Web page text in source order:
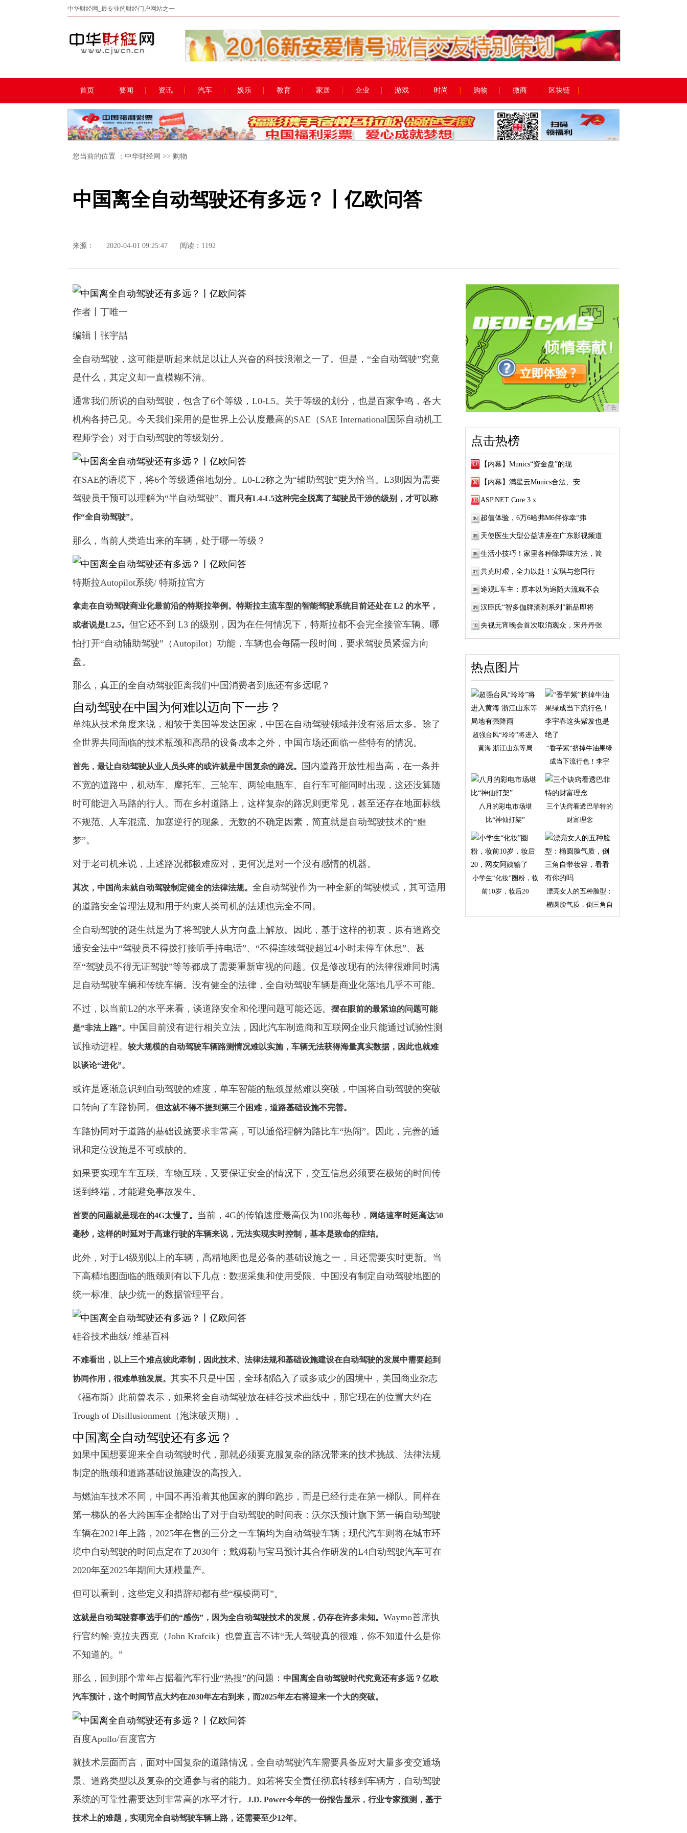
中华财经网_最专业的财经门户网站之一
首页 要闻 资讯 汽车 娱乐 教育 家居 企业 游戏 时尚 购物 微商 区块链
广告
您当前的位置 ： 中华财经网 >> 购物
中国离全自动驾驶还有多远？丨亿欧问答
来源： 2020-04-01 09:25:47 阅读：1192
作者丨丁唯一
编辑丨张宇喆
全自动驾驶，这可能是听起来就足以让人兴奋的科技浪潮之一了。但是，“全自动驾驶”究竟
是什么，其定义却一直模糊不清。
通常我们所说的自动驾驶，包含了6个等级，L0-L5。关于等级的划分，也是百家争鸣，各大
机构各持己见。今天我们采用的是世界上公认度最高的SAE（SAE International国际自动机工
程师学会）对于自动驾驶的等级划分。
在SAE的语境下，将6个等级通俗地划分。L0-L2称之为“辅助驾驶”更为恰当。L3则因为需要
驾驶员干预可以理解为“半自动驾驶”。 而只有L4-L5这种完全脱离了驾驶员干涉的级别，才可以称
作“全自动驾驶”。
那么，当前人类造出来的车辆，处于哪一等级？
特斯拉Autopilot系统/ 特斯拉官方
拿走在自动驾驶商业化最前沿的特斯拉举例。特斯拉主流车型的智能驾驶系统目前还处在 L2 的水平，
或者说是L2.5。 但它还不到 L3 的级别，因为在任何情况下，特斯拉都不会完全接管车辆。哪
怕打开“自动辅助驾驶”（Autopilot）功能，车辆也会每隔一段时间，要求驾驶员紧握方向
盘。
那么，真正的全自动驾驶距离我们中国消费者到底还有多远呢？
自动驾驶在中国为何难以迈向下一步？
单纯从技术角度来说，相较于美国等发达国家，中国在自动驾驶领域并没有落后太多。除了
全世界共同面临的技术瓶颈和高昂的设备成本之外，中国市场还面临一些特有的情况。
首先，最让自动驾驶从业人员头疼的或许就是中国复杂的路况。
国内道路开放性相当高，在一条并
不宽的道路中，机动车、摩托车、三轮车、两轮电瓶车、自行车可能同时出现，这还没算随
时可能进入马路的行人。而在乡村道路上，这样复杂的路况则更常见，甚至还存在地面标线
不规范、人车混流、加塞逆行的现象。无数的不确定因素，简直就是自动驾驶技术的“噩
梦”。
对于老司机来说，上述路况都极难应对，更何况是对一个没有感情的机器。
其次，中国尚未就自动驾驶制定健全的法律法规。 全自动驾驶作为一种全新的驾驶模式，其可适用
的道路安全管理法规和用于约束人类司机的法规也完全不同。
全自动驾驶的诞生就是为了将驾驶人从方向盘上解放。因此，基于这样的初衷，原有道路交
通安全法中“驾驶员不得拨打接听手持电话”、“不得连续驾驶超过4小时未停车休息”、甚
至“驾驶员不得无证驾驶”等等都成了需要重新审视的问题。仅是修改现有的法律很难同时满
足自动驾驶车辆和传统车辆。没有健全的法律，全自动驾驶车辆是商业化落地几乎不可能。
不过，以当前L2的水平来看，谈道路安全和伦理问题可能还远。 摆在眼前的最紧迫的问题可能
是“非法上路”。 中国目前没有进行相关立法，因此汽车制造商和互联网企业只能通过试验性测
试推动进程。 较大规模的自动驾驶车辆路测情况难以实施，车辆无法获得海量真实数据，因此也就难
以谈论“进化”。
或许是逐渐意识到自动驾驶的难度，单车智能的瓶颈显然难以突破，中国将自动驾驶的突破
口转向了车路协同。 但这就不得不提到第三个困难，道路基础设施不完善。
车路协同对于道路的基础设施要求非常高，可以通俗理解为路比车“热闹”。因此，完善的通
讯和定位设施是不可或缺的。
如果要实现车车互联、车物互联，又要保证安全的情况下，交互信息必须要在极短的时间传
送到终端，才能避免事故发生。
首要的问题就是现在的4G太慢了。 当前，4G的传输速度最高仅为100兆每秒， 网络速率时延高达50
毫秒，这样的时延对于高速行驶的车辆来说，无法实现实时控制，基本是致命的症结。
此外，对于L4级别以上的车辆，高精地图也是必备的基础设施之一，且还需要实时更新。当
下高精地图面临的瓶颈则有以下几点：数据采集和使用受限、中国没有制定自动驾驶地图的
统一标准、缺少统一的数据管理平台。
硅谷技术曲线/ 维基百科
不难看出，以上三个难点彼此牵制，因此技术、法律法规和基础设施建设在自动驾驶的发展中需要起到
协同作用，很难单独发展。 其实不只是中国，全球都陷入了或多或少的困境中，美国商业杂志
《福布斯》此前曾表示，如果将全自动驾驶放在硅谷技术曲线中，那它现在的位置大约在
Trough of Disillusionment（泡沫破灭期）。
中国离全自动驾驶还有多远？
如果中国想要迎来全自动驾驶时代，那就必须要克服复杂的路况带来的技术挑战、法律法规
制定的瓶颈和道路基础设施建设的高投入。
与燃油车技术不同，中国不再沿着其他国家的脚印跑步，而是已经行走在第一梯队。同样在
第一梯队的各大跨国车企都给出了对于自动驾驶的时间表：沃尔沃预计旗下第一辆自动驾驶
车辆在2021年上路，2025年在售的三分之一车辆均为自动驾驶车辆；现代汽车则将在城市环
境中自动驾驶的时间点定在了2030年；戴姆勒与宝马预计其合作研发的L4自动驾驶汽车可在
2020年至2025年期间大规模量产。
但可以看到，这些定义和措辞却都有些“模棱两可”。
这就是自动驾驶赛事选手们的“感伤”，因为全自动驾驶技术的发展，仍存在许多未知。 Waymo首席执
行官约翰·克拉夫西克（John Krafcik）也曾直言不讳“无人驾驶真的很难，你不知道什么是你
不知道的。”
那么，回到那个常年占据着汽车行业“热搜”的问题： 中国离全自动驾驶时代究竟还有多远？亿欧
汽车预计，这个时间节点大约在2030年左右到来，而2025年左右将迎来一个大的突破。
百度Apollo/百度官方
就技术层面而言，面对中国复杂的道路情况，全自动驾驶汽车需要具备应对大量多变交通场
景、道路类型以及复杂的交通参与者的能力。如若将安全责任彻底转移到车辆方，自动驾驶
系统的可靠性需要达到非常高的水平才行。 J.D. Power今年的一份报告显示，行业专家预测，基于
技术上的难题，实现完全自动驾驶车辆上路，还需要至少12年。
广告
点击热榜
【内幕】Munics“资金盘”的现
【内幕】满星云Munics合法、安
ASP.NET Core 3.x
超值体验，6万6哈弗M6伴你幸“弗
天使医生大型公益讲座在广东影视频道
生活小技巧！家里各种除异味方法，简
共克时艰，全力以赴！安琪与您同行
途观L车主：原本以为追随大流就不会
汉臣氏“智多伽牌滴剂系列”新品即将
央视元宵晚会首次取消观众，宋丹丹张
热点图片
超强台风“玲玲”将进入
黄海 浙江山东等局
“香芋紫”挤掉牛油果绿
成当下流行色！李宇
八月的彩电市场堪
比“神仙打架”
三个诀窍看透巴菲特的
财富理念
小学生“化妆”圈粉，妆
前10岁，妆后20
漂亮女人的五种脸型：
椭圆脸气质，倒三角自